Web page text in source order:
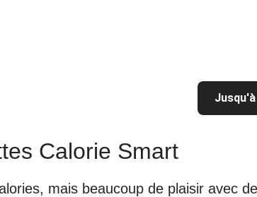
Calorie Smart
mais beaucoup de plaisir avec